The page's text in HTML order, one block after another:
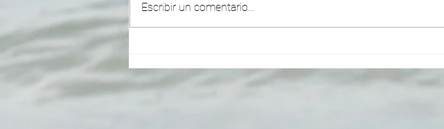
claramente. ¡Solo reflexiona y
Ascensión!
Escribir un comentario...